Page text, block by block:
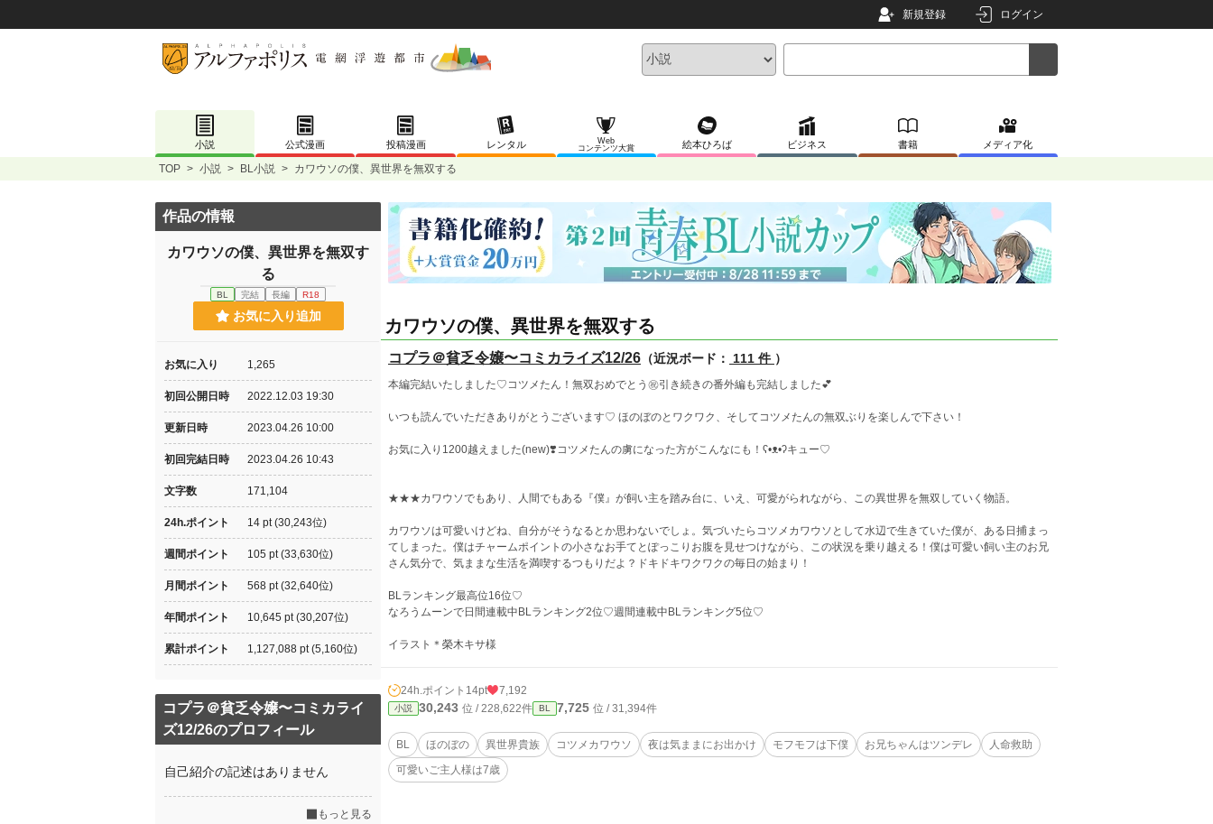
新規登録 ログイン
小説 公式漫画 投稿漫画 レンタル
Web
コンテンツ大賞
絵本ひろば ビジネス 書籍 メディア化
TOP > 小説 > BL小説 > カワウソの僕、異世界を無双する
カワウソの僕、異世界を無双する
コプラ＠貧乏令嬢〜コミカライズ12/26 （近況ボード： 111 件 ）
本編完結いたしました♡コツメたん！無双おめでとう㊗️引き続きの番外編も完結しました💕
いつも読んでいただきありがとうございます♡ ほのぼのとワクワク、そしてコツメたんの無双ぶりを楽しんで下さい！
お気に入り1200越えました(new)❣️コツメたんの虜になった方がこんなにも！ʕ•ᴥ•ʔキュー♡
★★★カワウソでもあり、人間でもある『僕』が飼い主を踏み台に、いえ、可愛がられながら、この異世界を無双していく物語。
カワウソは可愛いけどね、自分がそうなるとか思わないでしょ。気づいたらコツメカワウソとして水辺で生きていた僕が、ある日捕まっ
てしまった。僕はチャームポイントの小さなお手てとぽっこりお腹を見せつけながら、この状況を乗り越える！僕は可愛い飼い主のお兄
さん気分で、気ままな生活を満喫するつもりだよ？ドキドキワクワクの毎日の始まり！
BLランキング最高位16位♡
なろうムーンで日間連載中BLランキング2位♡週間連載中BLランキング5位♡
イラスト＊榮木キサ様
24h.ポイント 14pt 7,192
小説 30,243 位 / 228,622件 BL 7,725 位 / 31,394件
BL ほのぼの 異世界貴族 コツメカワウソ 夜は気ままにお出かけ モフモフは下僕 お兄ちゃんはツンデレ
人命救助
可愛いご主人様は7歳
作品の情報
カワウソの僕、異世界を無双す
る
BL 完結 長編 R18
お気に入り追加
お気に入り 1,265
初回公開日時 2022.12.03 19:30
更新日時 2023.04.26 10:00
初回完結日時 2023.04.26 10:43
文字数 171,104
24h.ポイント 14 pt (30,243位)
週間ポイント 105 pt (33,630位)
月間ポイント 568 pt (32,640位)
年間ポイント 10,645 pt (30,207位)
累計ポイント 1,127,088 pt (5,160位)
コプラ＠貧乏令嬢〜コミカライ
ズ12/26のプロフィール
自己紹介の記述はありません
もっと見る